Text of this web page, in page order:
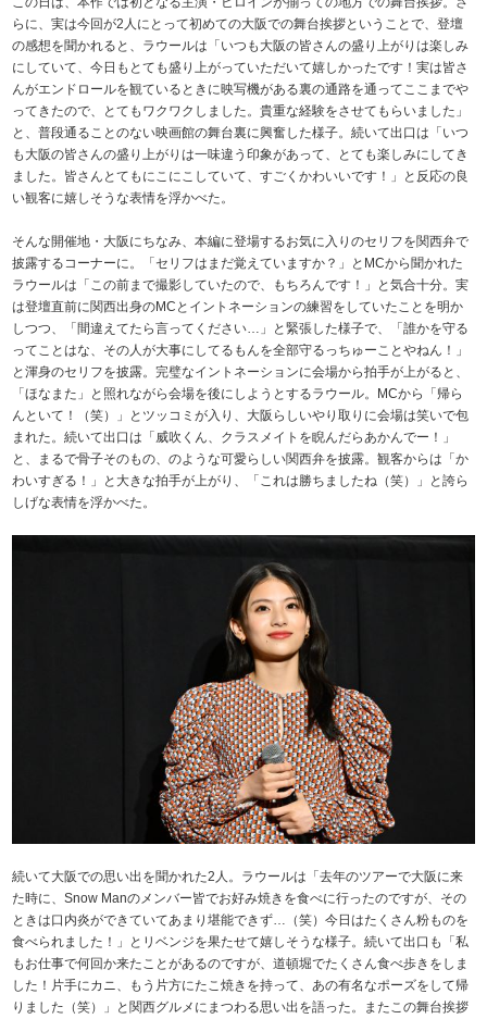
らに、実は今回が2人にとって初めての大阪での舞台挨拶ということで、登壇
の感想を聞かれると、ラウールは「いつも大阪の皆さんの盛り上がりは楽しみ
にしていて、今日もとても盛り上がっていただいて嬉しかったです！実は皆さ
んがエンドロールを観ているときに映写機がある裏の通路を通ってここまでや
ってきたので、とてもワクワクしました。貴重な経験をさせてもらいました」
と、普段通ることのない映画館の舞台裏に興奮した様子。続いて出口は「いつ
も大阪の皆さんの盛り上がりは一味違う印象があって、とても楽しみにしてき
ました。皆さんとてもにこにこしていて、すごくかわいいです！」と反応の良
い観客に嬉しそうな表情を浮かべた。
そんな開催地・大阪にちなみ、本編に登場するお気に入りのセリフを関西弁で
披露するコーナーに。「セリフはまだ覚えていますか？」とMCから聞かれた
ラウールは「この前まで撮影していたので、もちろんです！」と気合十分。実
は登壇直前に関西出身のMCとイントネーションの練習をしていたことを明か
しつつ、「間違えてたら言ってください…」と緊張した様子で、「誰かを守る
ってことはな、その人が大事にしてるもんを全部守るっちゅーことやねん！」
と渾身のセリフを披露。完璧なイントネーションに会場から拍手が上がると、
「ほなまた」と照れながら会場を後にしようとするラウール。MCから「帰ら
んといて！（笑）」とツッコミが入り、大阪らしいやり取りに会場は笑いで包
まれた。続いて出口は「威吹くん、クラスメイトを睨んだらあかんでー！」
と、まるで骨子そのもの、のような可愛らしい関西弁を披露。観客からは「か
わいすぎる！」と大きな拍手が上がり、「これは勝ちましたね（笑）」と誇ら
しげな表情を浮かべた。
続いて大阪での思い出を聞かれた2人。ラウールは「去年のツアーで大阪に来
た時に、Snow Manのメンバー皆でお好み焼きを食べに行ったのですが、その
ときは口内炎ができていてあまり堪能できず…（笑）今日はたくさん粉ものを
食べられました！」とリベンジを果たせて嬉しそうな様子。続いて出口も「私
もお仕事で何回か来たことがあるのですが、道頓堀でたくさん食べ歩きをしま
した！片手にカニ、もう片方にたこ焼きを持って、あの有名なポーズをして帰
りました（笑）」と関西グルメにまつわる思い出を語った。またこの舞台挨拶